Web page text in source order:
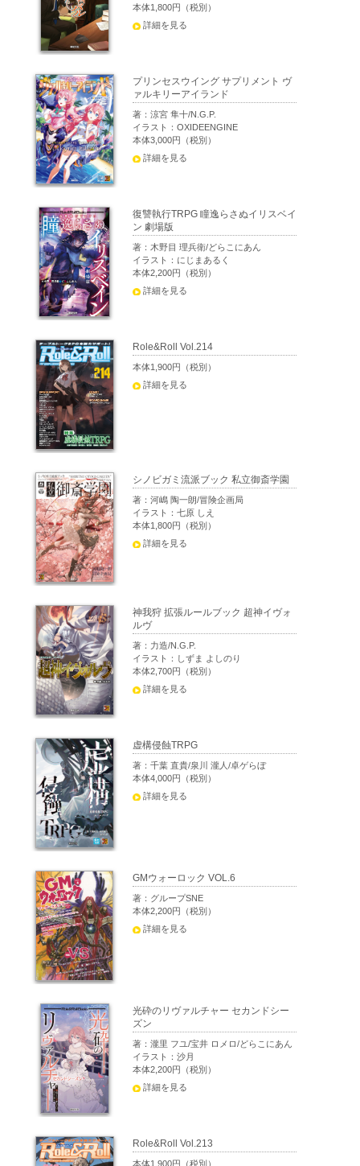
本体1,800円（税別）
詳細を見る
プリンセスウイング サプリメント ヴ
ァルキリーアイランド
著：涼宮 隼十/N.G.P.
イラスト：OXIDEENGINE
本体3,000円（税別）
詳細を見る
復讐執行TRPG 瞳逸らさぬイリスベイ
ン 劇場版
著：木野目 理兵衛/どらこにあん
イラスト：にじまあるく
本体2,200円（税別）
詳細を見る
Role&Roll Vol.214
本体1,900円（税別）
詳細を見る
シノビガミ流派ブック 私立御斎学園
著：河嶋 陶一朗/冒険企画局
イラスト：七原 しえ
本体1,800円（税別）
詳細を見る
神我狩 拡張ルールブック 超神イヴォ
ルヴ
著：力造/N.G.P.
イラスト：しずま よしのり
本体2,700円（税別）
詳細を見る
虚構侵蝕TRPG
著：千葉 直貴/泉川 瀧人/卓ゲらぼ
本体4,000円（税別）
詳細を見る
GMウォーロック VOL.6
著：グループSNE
本体2,200円（税別）
詳細を見る
光砕のリヴァルチャー セカンドシー
ズン
著：瀧里 フユ/宝井 ロメロ/どらこにあん
イラスト：沙月
本体2,200円（税別）
詳細を見る
Role&Roll Vol.213
本体1,900円（税別）